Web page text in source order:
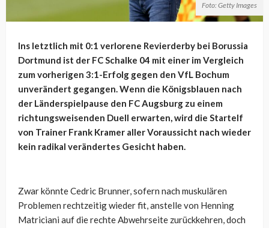
Foto: Getty Images
Ins letztlich mit 0:1 verlorene Revierderby bei Borussia
Dortmund ist der FC Schalke 04 mit einer im Vergleich
zum vorherigen 3:1-Erfolg gegen den VfL Bochum
unverändert gegangen. Wenn die Königsblauen nach
der Länderspielpause den FC Augsburg zu einem
richtungsweisenden Duell erwarten, wird die Startelf
von Trainer Frank Kramer aller Voraussicht nach wieder
kein radikal verändertes Gesicht haben.
Zwar könnte Cedric Brunner, sofern nach muskulären
Problemen rechtzeitig wieder fit, anstelle von Henning
Matriciani auf die rechte Abwehrseite zurückkehren, doch